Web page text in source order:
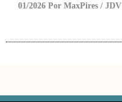
01/2026 Por MaxPires /